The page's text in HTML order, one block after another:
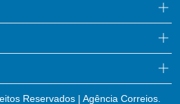
Reservados | Agência Correios.